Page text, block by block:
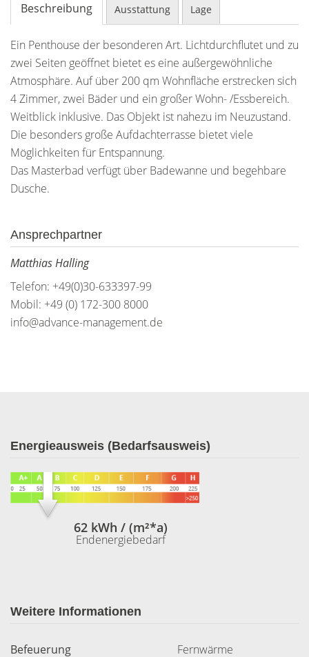
Beschreibung Ausstattung Lage
Ein Penthouse der besonderen Art. Lichtdurchflutet und zu
zwei Seiten geöffnet bietet es eine außergewöhnliche
Atmosphäre. Auf über 200 qm Wohnfläche erstrecken sich
4 Zimmer, zwei Bäder und ein großer Wohn- /Essbereich.
Weitblick inklusive. Das Objekt ist nahezu im Neuzustand.
Die besonders große Aufdachterrasse bietet viele
Möglichkeiten für Entspannung.
Das Masterbad verfügt über Badewanne und begehbare
Dusche.
Ansprechpartner
Matthias Halling
Telefon: +49(0)30-633397-99
Mobil: +49 (0) 172-300 8000
info@advance-management.de
Energieausweis (Bedarfsausweis)
62 kWh / (m²*a)
Endenergiebedarf
Weitere Informationen
Befeuerung Fernwärme